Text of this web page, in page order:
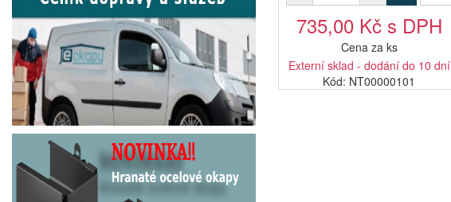
735,00 Kč s DPH
Cena za ks
Externí sklad - dodání do 10 dní
Kód: NT00000101